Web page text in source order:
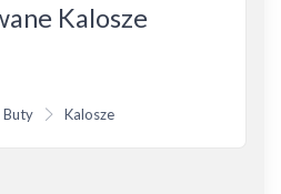
Kalosze
Buty Kalosze